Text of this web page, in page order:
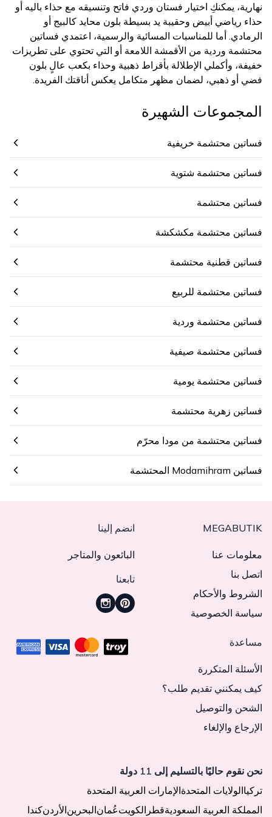
نهارية، يمكنكِ اختيار فستان وردي فاتح وتنسيقه مع حذاء باليه أو
حذاء رياضي أبيض وحقيبة يد بسيطة بلون محايد كالبيج أو
الرمادي. أما للمناسبات المسائية والرسمية، اعتمدي فساتين
محتشمة وردية من الأقمشة اللامعة أو التي تحتوي على تطريزات
خفيفة، وأكملي الإطلالة بأقراط ذهبية وحذاء بكعب عالٍ بلون
فضي أو ذهبي، لضمان مظهر متكامل يعكس أناقتك الفريدة.
المجموعات الشهيرة
فساتين محتشمة خريفية
فساتين محتشمة شتوية
فساتين محتشمة
فساتين محتشمة مكشكشة
فساتين قطنية محتشمة
فساتين محتشمة للربيع
فساتين محتشمة وردية
فساتين محتشمة صيفية
فساتين محتشمة يومية
فساتين زهرية محتشمة
فساتين محتشمة من مودا محرّم
فساتين Modamihram المحتشمة
MEGABUTIK
معلومات عنا
اتصل بنا
الشروط والأحكام
سياسة الخصوصية
انضم إلينا
البائعون والمتاجر
تابعنا
مساعدة
الأسئلة المتكررة
كيف يمكنني تقديم طلب؟
الشحن والتوصيل
الإرجاع والإلغاء
نحن نقوم حاليًا بالتسليم إلى 11 دولة
تركياالولايات المتحدةالإمارات العربية المتحدة
المملكة العربية السعوديةقطر الكويتعُمانالبحرينالأردنكندا